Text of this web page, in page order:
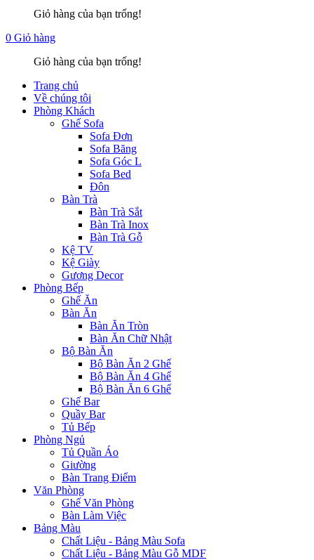
Giỏ hàng của bạn trống!
0 Giỏ hàng
Giỏ hàng của bạn trống!
Trang chủ
Về chúng tôi
Phòng Khách
Ghế Sofa
Sofa Đơn
Sofa Băng
Sofa Góc L
Sofa Bed
Đôn
Bàn Trà
Bàn Trà Sắt
Bàn Trà Inox
Bàn Trà Gỗ
Kệ TV
Kệ Giày
Gương Decor
Phòng Bếp
Ghế Ăn
Bàn Ăn
Bàn Ăn Tròn
Bàn Ăn Chữ Nhật
Bộ Bàn Ăn
Bộ Bàn Ăn 2 Ghế
Bộ Bàn Ăn 4 Ghế
Bộ Bàn Ăn 6 Ghế
Ghế Bar
Quầy Bar
Tủ Bếp
Phòng Ngủ
Tủ Quần Áo
Giường
Bàn Trang Điểm
Văn Phòng
Ghế Văn Phòng
Bàn Làm Việc
Bảng Màu
Chất Liệu - Bảng Màu Sofa
Chất Liệu - Bảng Màu Gỗ MDF